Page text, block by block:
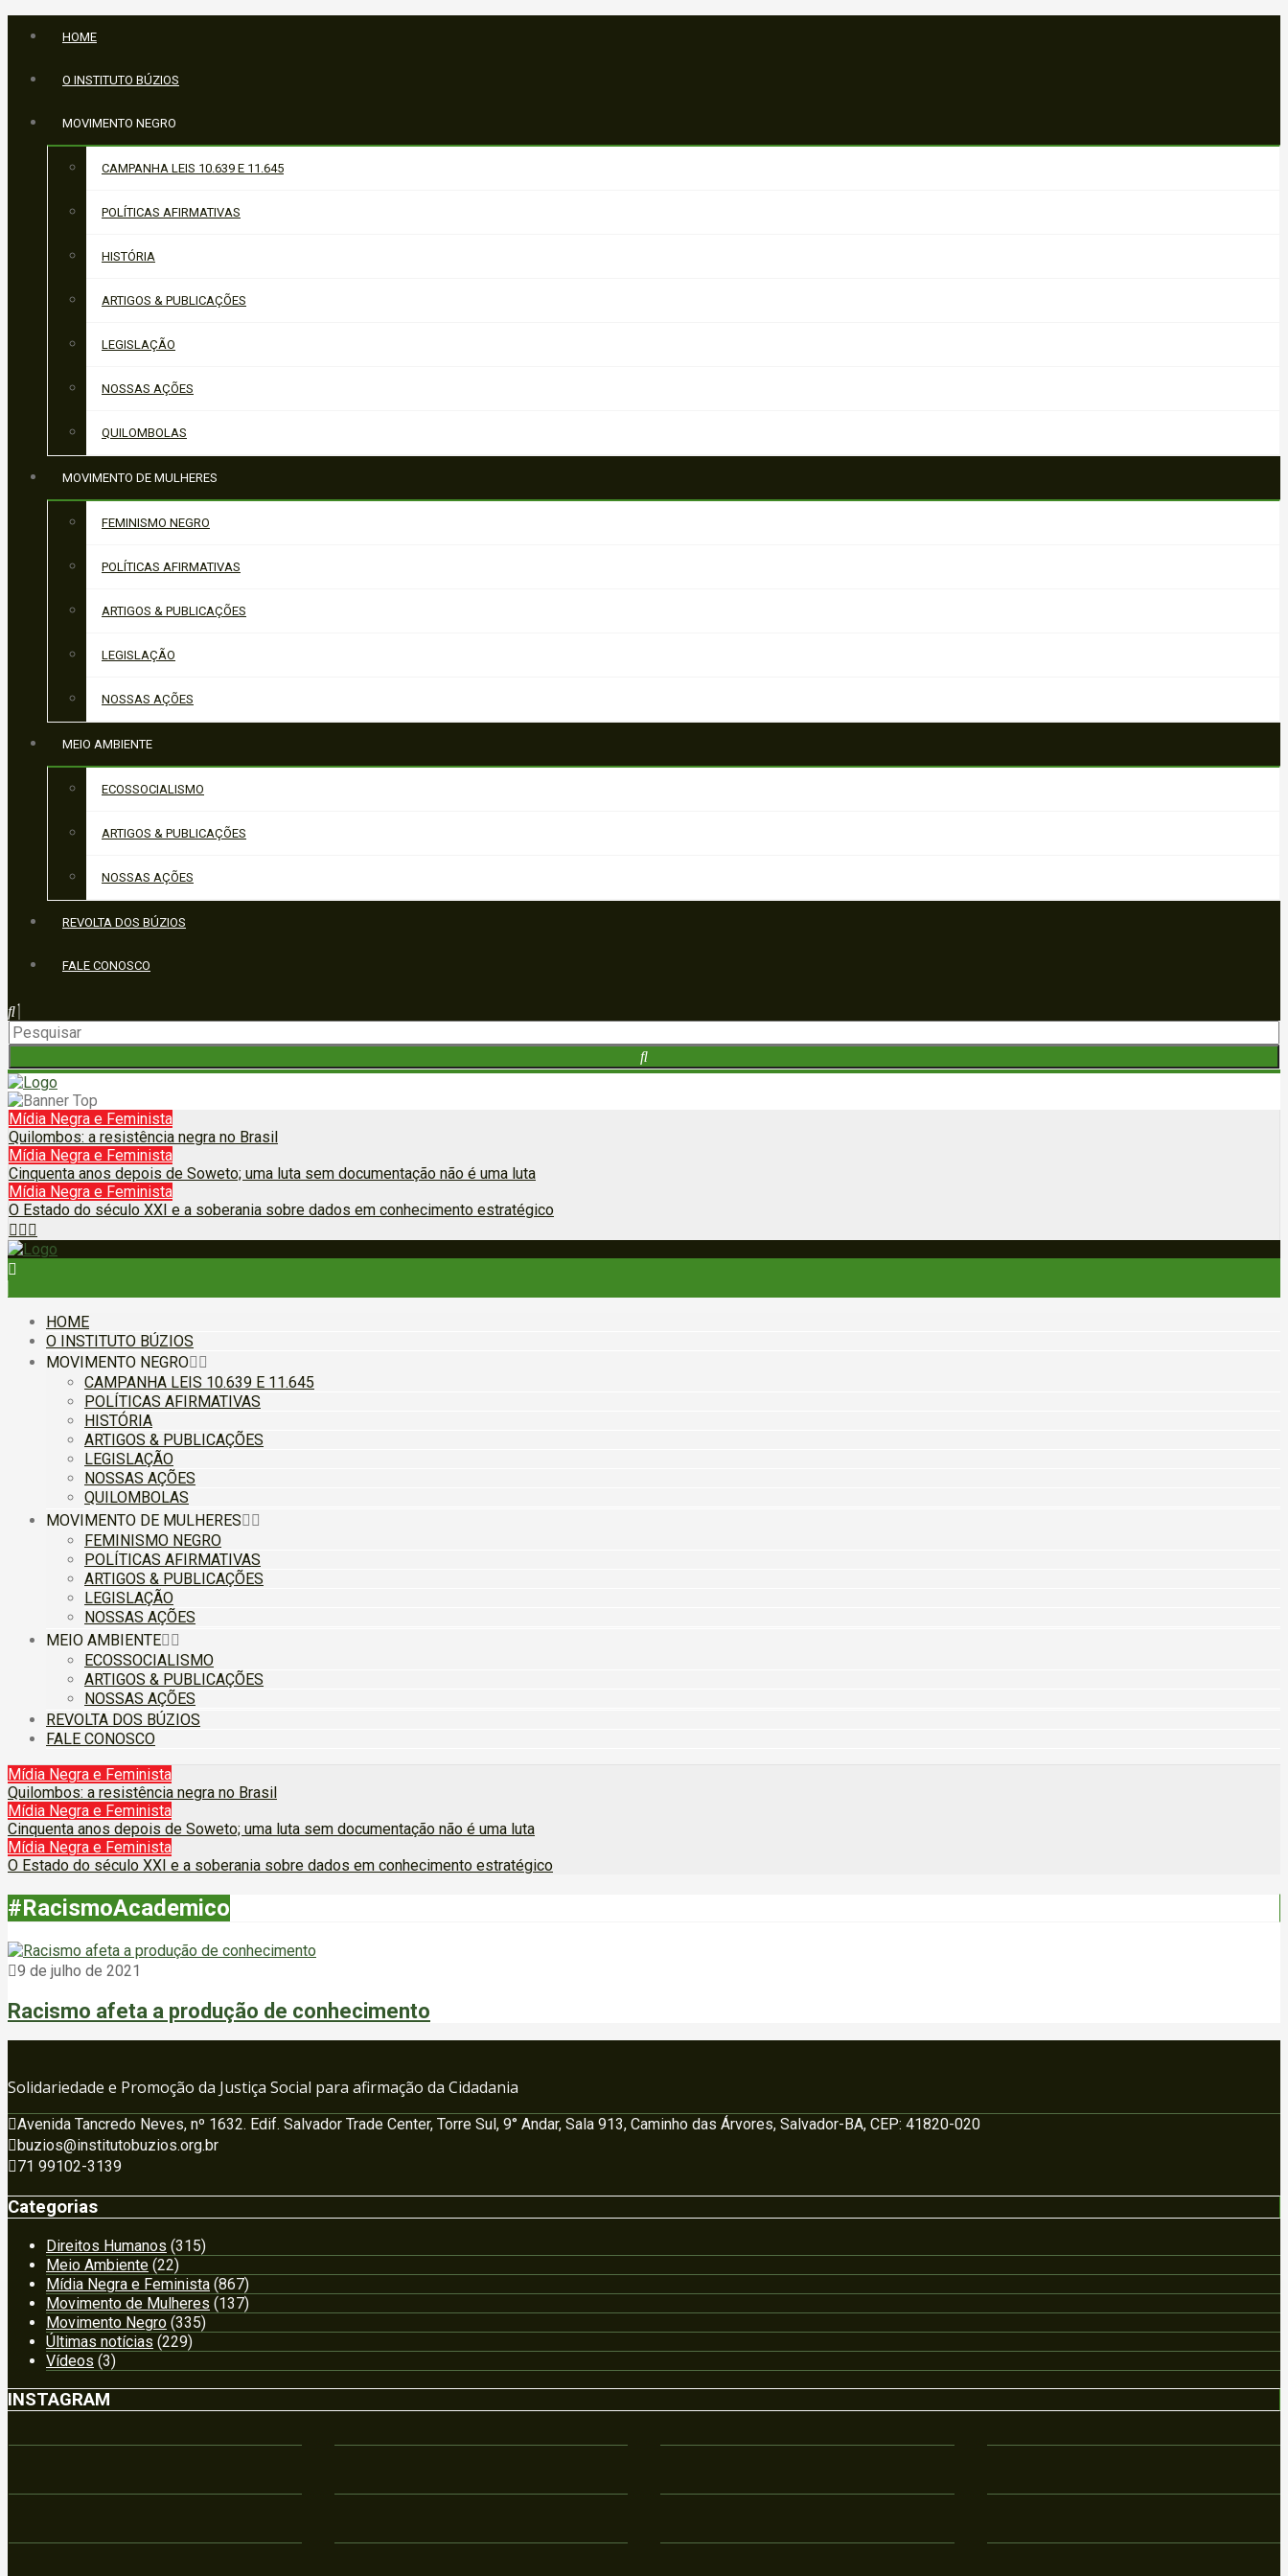
HOME
O INSTITUTO BÚZIOS
MOVIMENTO NEGRO
CAMPANHA LEIS 10.639 E 11.645
POLÍTICAS AFIRMATIVAS
HISTÓRIA
ARTIGOS & PUBLICAÇÕES
LEGISLAÇÃO
NOSSAS AÇÕES
QUILOMBOLAS
MOVIMENTO DE MULHERES
FEMINISMO NEGRO
POLÍTICAS AFIRMATIVAS
ARTIGOS & PUBLICAÇÕES
LEGISLAÇÃO
NOSSAS AÇÕES
MEIO AMBIENTE
ECOSSOCIALISMO
ARTIGOS & PUBLICAÇÕES
NOSSAS AÇÕES
REVOLTA DOS BÚZIOS
FALE CONOSCO
Mídia Negra e Feminista
Quilombos: a resistência negra no Brasil
Mídia Negra e Feminista
Cinquenta anos depois de Soweto; uma luta sem documentação não é uma luta
Mídia Negra e Feminista
O Estado do século XXI e a soberania sobre dados em conhecimento estratégico
HOME
O INSTITUTO BÚZIOS
MOVIMENTO NEGRO
CAMPANHA LEIS 10.639 E 11.645
POLÍTICAS AFIRMATIVAS
HISTÓRIA
ARTIGOS & PUBLICAÇÕES
LEGISLAÇÃO
NOSSAS AÇÕES
QUILOMBOLAS
MOVIMENTO DE MULHERES
FEMINISMO NEGRO
POLÍTICAS AFIRMATIVAS
ARTIGOS & PUBLICAÇÕES
LEGISLAÇÃO
NOSSAS AÇÕES
MEIO AMBIENTE
ECOSSOCIALISMO
ARTIGOS & PUBLICAÇÕES
NOSSAS AÇÕES
REVOLTA DOS BÚZIOS
FALE CONOSCO
Mídia Negra e Feminista
Quilombos: a resistência negra no Brasil
Mídia Negra e Feminista
Cinquenta anos depois de Soweto; uma luta sem documentação não é uma luta
Mídia Negra e Feminista
O Estado do século XXI e a soberania sobre dados em conhecimento estratégico
#RacismoAcademico
9 de julho de 2021
Racismo afeta a produção de conhecimento
Solidariedade e Promoção da Justiça Social para afirmação da Cidadania
Avenida Tancredo Neves, nº 1632. Edif. Salvador Trade Center, Torre Sul, 9° Andar, Sala 913, Caminho das Árvores, Salvador-BA, CEP: 41820-020
buzios@institutobuzios.org.br
71 99102-3139
Categorias
Direitos Humanos (315)
Meio Ambiente (22)
Mídia Negra e Feminista (867)
Movimento de Mulheres (137)
Movimento Negro (335)
Últimas notícias (229)
Vídeos (3)
INSTAGRAM